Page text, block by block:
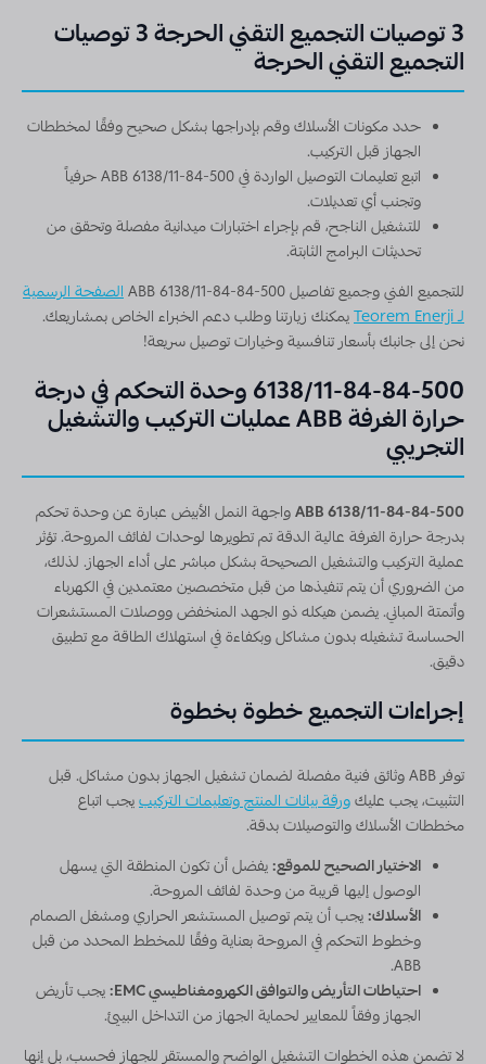
3 توصيات التجميع التقني الحرجة 3 توصيات
التجميع التقني الحرجة
حدد مكونات الأسلاك وقم بإدراجها بشكل صحيح وفقًا لمخططات
الجهاز قبل التركيب.
اتبع تعليمات التوصيل الواردة في ABB 6138/11-84-500 حرفياً
وتجنب أي تعديلات.
للتشغيل الناجح، قم بإجراء اختبارات ميدانية مفصلة وتحقق من
تحديثات البرامج الثابتة.
للتجميع الفني وجميع تفاصيل ABB 6138/11-84-84-500
الصفحة الرسمية
لـ Teorem Enerji
يمكنك زيارتنا وطلب دعم الخبراء الخاص بمشاريعك.
نحن إلى جانبك بأسعار تنافسية وخيارات توصيل سريعة!
6138/11-84-84-500 وحدة التحكم في درجة
حرارة الغرفة ABB عمليات التركيب والتشغيل
التجريبي
ABB 6138/11-84-84-500واجهة النمل الأبيض عبارة عن وحدة تحكم
بدرجة حرارة الغرفة عالية الدقة تم تطويرها لوحدات لفائف المروحة. تؤثر
عملية التركيب والتشغيل الصحيحة بشكل مباشر على أداء الجهاز. لذلك،
من الضروري أن يتم تنفيذها من قبل متخصصين معتمدين في الكهرباء
وأتمتة المباني. يضمن هيكله ذو الجهد المنخفض ووصلات المستشعرات
الحساسة تشغيله بدون مشاكل وبكفاءة في استهلاك الطاقة مع تطبيق
دقيق.
إجراءات التجميع خطوة بخطوة
توفر ABB وثائق فنية مفصلة لضمان تشغيل الجهاز بدون مشاكل. قبل
التثبيت، يجب عليكورقة بيانات المنتج وتعليمات التركيبيجب اتباع
مخططات الأسلاك والتوصيلات بدقة.
الاختيار الصحيح للموقع:يفضل أن تكون المنطقة التي يسهل
الوصول إليها قريبة من وحدة لفائف المروحة.
الأسلاك:يجب أن يتم توصيل المستشعر الحراري ومشغل الصمام
وخطوط التحكم في المروحة بعناية وفقًا للمخطط المحدد من قبل
ABB.
احتياطات التأريض والتوافق الكهرومغناطيسي EMC:
يجب تأريض
الجهاز وفقاً للمعايير لحماية الجهاز من التداخل البيئي.
لا تضمن هذه الخطوات التشغيل الواضح والمستقر للجهاز فحسب، بل إنها